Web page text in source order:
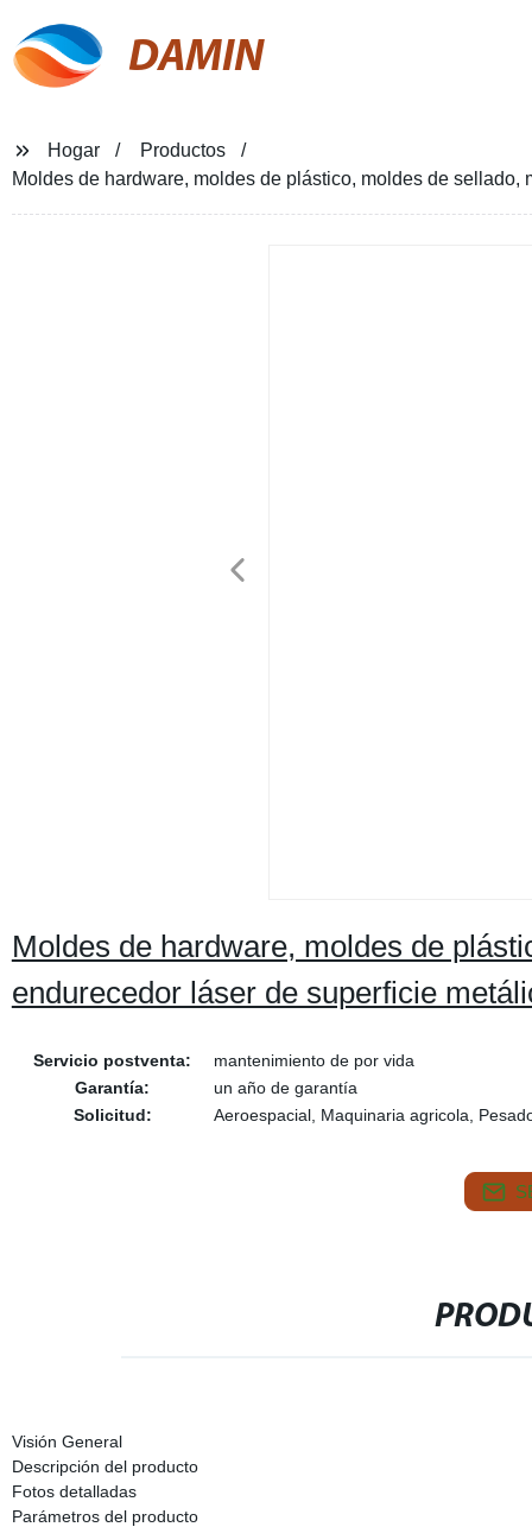
DAMIN
Hogar
Productos
Moldes de hardware, moldes de plástico, moldes de
Moldes de hardware, moldes de
endurecedor láser de superficie
Servicio postventa:
mantenimiento de por vida
Garantía:
un año de garantía
Solicitud:
Aeroespacial, Maquinaria agricola,
Visión General
Descripción del producto
Fotos detalladas
Parámetros del producto